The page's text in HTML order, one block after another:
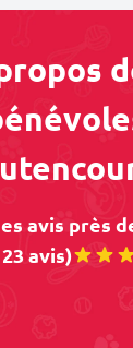
avis près
avis)